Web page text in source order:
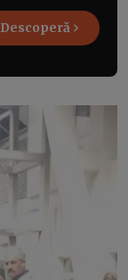
Descoperă